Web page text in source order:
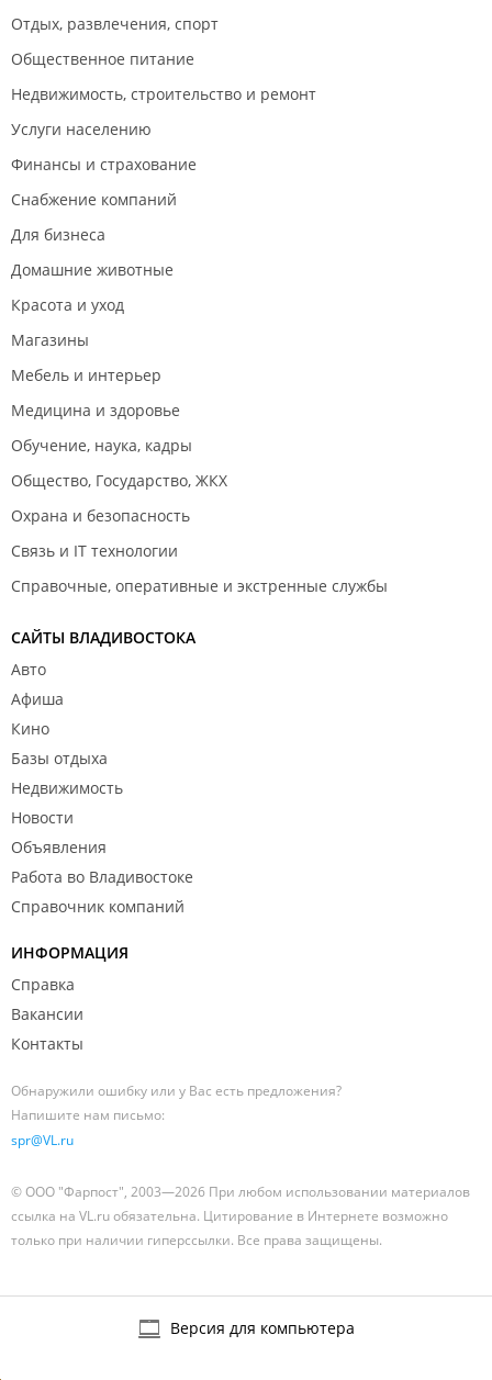
Отдых, развлечения, спорт
Общественное питание
Недвижимость, строительство и ремонт
Услуги населению
Финансы и страхование
Снабжение компаний
Для бизнеса
Домашние животные
Красота и уход
Магазины
Мебель и интерьер
Медицина и здоровье
Обучение, наука, кадры
Общество, Государство, ЖКХ
Охрана и безопасность
Связь и IT технологии
Справочные, оперативные и экстренные службы
САЙТЫ ВЛАДИВОСТОКА
Авто
Афиша
Кино
Базы отдыха
Недвижимость
Новости
Объявления
Работа во Владивостоке
Справочник компаний
ИНФОРМАЦИЯ
Справка
Вакансии
Контакты
Обнаружили ошибку или у Вас есть предложения?
Напишите нам письмо:
spr@VL.ru
© ООО "Фарпост", 2003—2026 При любом использовании материалов
ссылка на VL.ru обязательна. Цитирование в Интернете возможно
только при наличии гиперссылки. Все права защищены.
Версия для компьютера